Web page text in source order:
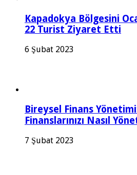
Kapadokya Bölgesini
22 Turist Ziyaret Etti
6 Şubat 2023
Bireysel Finans
Finanslarınızı Nasıl
7 Şubat 2023